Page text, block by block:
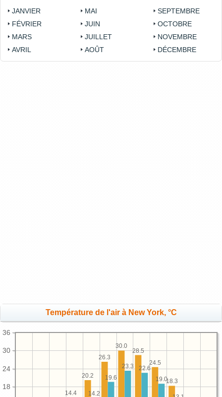
JANVIER
FÉVRIER
MARS
AVRIL
MAI
JUIN
JUILLET
AOÛT
SEPTEMBRE
OCTOBRE
NOVEMBRE
DÉCEMBRE
Température de l'air à New York, °C
18
24
30
36
18.3
24.5
28.5
30.0
26.3
20.2
14.4
19.0
22.6
23.3
19.6
14.2